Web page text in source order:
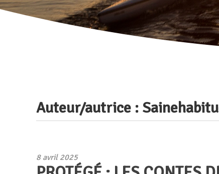
Auteur/autrice :
Publié
le
8 avril 2025